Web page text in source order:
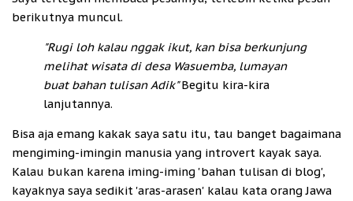
berikutnya muncul.
"Rugi loh kalau nggak ikut, kan bisa berkunjung
melihat wisata di desa Wasuemba, lumayan
buat bahan tulisan Adik"Begitu kira-kira
lanjutannya.
Bisa aja emang kakak saya satu itu, tau banget bagaimana
mengiming-imingin manusia yang introvert kayak saya.
Kalau bukan karena iming-iming 'bahan tulisan di blog',
kayaknya saya sedikit 'aras-arasen' kalau kata orang Jawa